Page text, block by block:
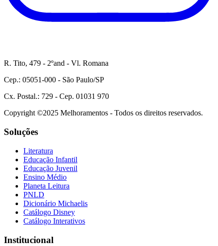
R. Tito, 479 - 2ºand - Vl. Romana
Cep.: 05051-000 - São Paulo/SP
Cx. Postal.: 729 - Cep. 01031 970
Copyright ©2025 Melhoramentos - Todos os direitos reservados.
Soluções
Literatura
Educação Infantil
Educação Juvenil
Ensino Médio
Planeta Leitura
PNLD
Dicionário Michaelis
Catálogo Disney
Catálogo Interativos
Institucional